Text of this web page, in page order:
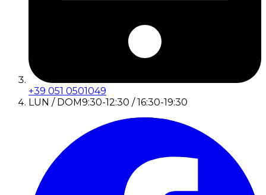
+39 051 0501049
LUN / DOM9:30-12:30 / 16:30-19:30